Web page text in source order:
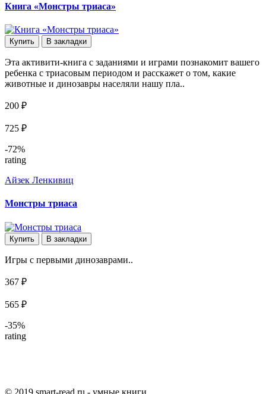
Книга «Монстры триаса»
Купить В закладки
Эта активити-книга с заданиями и играми познакомит вашего
ребенка с триасовым периодом и расскажет о том, какие
животные и динозавры населяли нашу пла..
200 ₽
725 ₽
-72%
rating
Айзек Ленкивиц
Монстры триаса
Купить В закладки
Игры с первыми динозаврами..
367 ₽
565 ₽
-35%
rating
© 2019 smart-read.ru - умные книги